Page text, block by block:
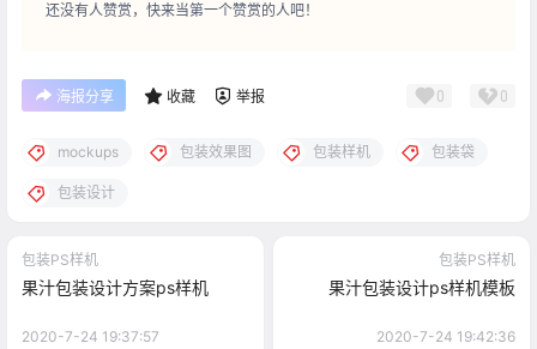
还没有人赞赏，快来当第一个赞赏的人吧！
海报分享 收藏 举报 0 0
mockups 包装效果图 包装样机 包装袋
包装设计
包装PS样机
果汁包装设计方案ps样机
2020-7-24 19:37:57
包装PS样机
果汁包装设计ps样机模板
2020-7-24 19:42:36